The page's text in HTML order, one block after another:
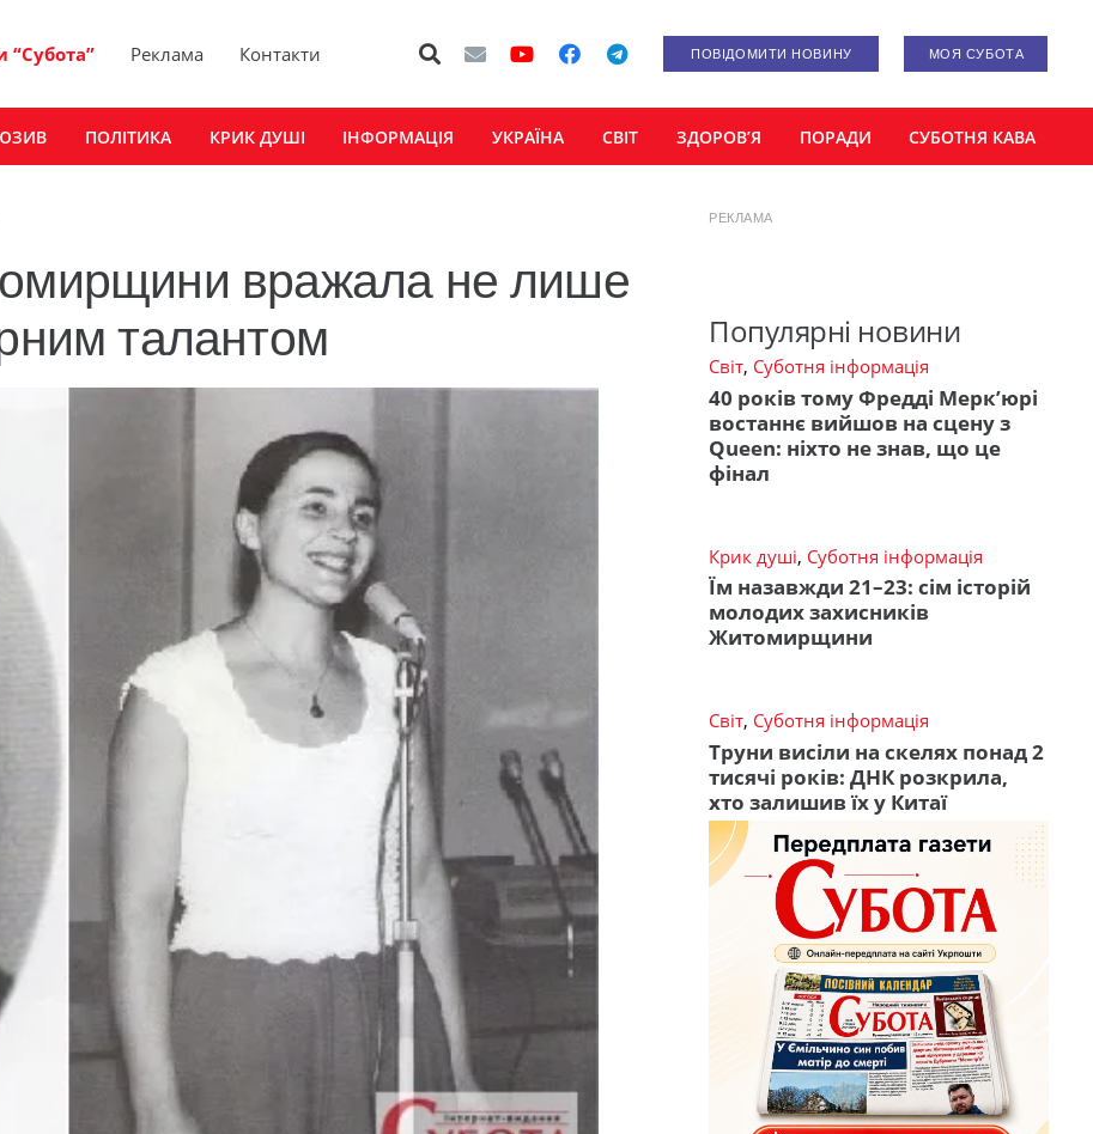
“Субота” Реклама Контакти ПОВІДОМИТИ НОВИНУ МОЯ СУБОТА
ПОЛІТИКА КРИК ДУШІ ІНФОРМАЦІЯ УКРАЇНА СВІТ ЗДОРОВ’Я ПОРАДИ СУБОТНЯ КАВА
вражала не лише
талантом
РЕКЛАМА
Популярні новини
Світ, Суботня інформація
40 років тому Фредді Мерк’юрі
востаннє вийшов на сцену з
Queen: ніхто не знав, що це
фінал
Крик душі, Суботня інформація
Їм назавжди 21–23: сім історій
молодих захисників
Житомирщини
Світ, Суботня інформація
Труни висіли на скелях понад 2
тисячі років: ДНК розкрила,
хто залишив їх у Китаї